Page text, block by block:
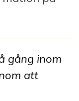
gång inom
att